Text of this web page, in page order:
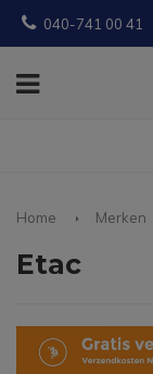
040-741 00 41
Home Merken
Etac